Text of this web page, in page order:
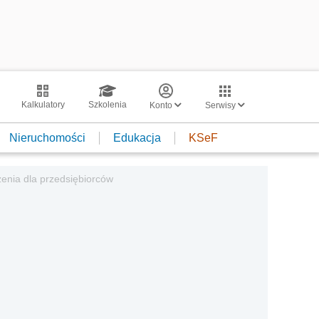
Kalkulatory Szkolenia Konto Serwisy
Nieruchomości Edukacja KSeF
dla przedsiębiorców